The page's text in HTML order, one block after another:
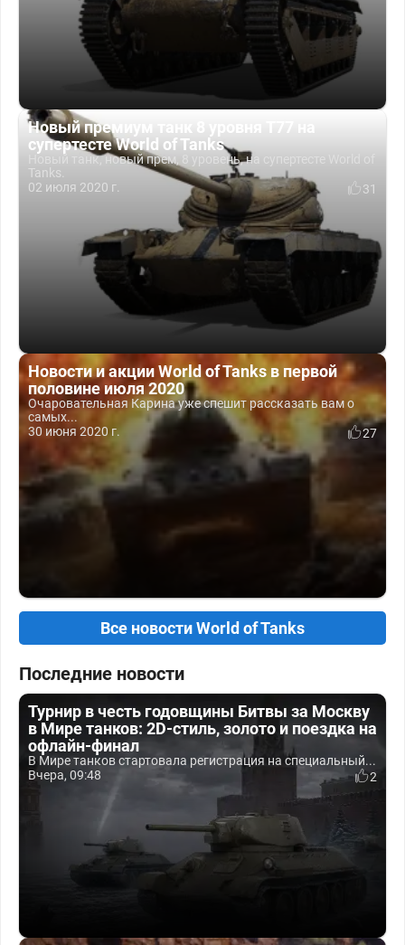
Новый премиум танк 8 уровня T77 на
супертесте World of Tanks
Новый танк, новый прем, 8 уровень, на супертесте World of
Tanks.
02 июля 2020 г.
31
Новости и акции World of Tanks в первой
половине июля 2020
Очаровательная Карина уже спешит рассказать вам о
самых...
30 июня 2020 г.
27
Все новости World of Tanks
Последние новости
Турнир в честь годовщины Битвы за Москву
в Мире танков: 2D-стиль, золото и поездка на
офлайн-финал
В Мире танков стартовала регистрация на специальный...
Вчера, 09:48
2